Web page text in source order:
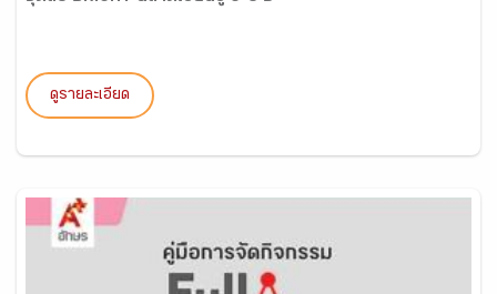
ดูรายละเอียด